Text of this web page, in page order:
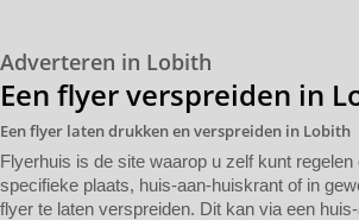
Adverteren in Lobith
Een flyer verspreiden in
Een flyer laten drukken en verspreiden in Lobith
Flyerhuis is de site waarop u zelf kunt
specifieke plaats, huis-aan-huiskrant of in
flyer te laten verspreiden. Dit kan via een